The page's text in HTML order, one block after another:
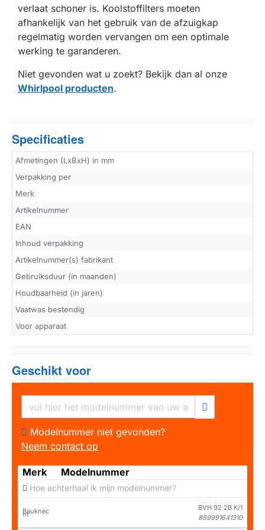
verlaat schoner is. Koolstoffilters moeten
afhankelijk van het gebruik van de afzuigkap
regelmatig worden vervangen om een optimale
werking te garanderen.
Niet gevonden wat u zoekt? Bekijk dan al onze
Whirlpool producten.
Specificaties
Afmetingen (LxBxH) in mm
Verpakking per
Merk
Artikelnummer
EAN
Inhoud verpakking
Artikelnummer(s) fabrikant
Gebruiksduur (in maanden)
Houdbaarheid (in jaren)
Vaatwas bestendig
Voor apparaat
Geschikt voor
Modelnummer niet gevonden?
Neem contact op
Merk Modelnummer
Hoe achterhaal ik mijn modelnummer?
Bauknec
ht
BVH 92 2B K/1
859991641310